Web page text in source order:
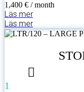
1,400 € / month
Läs mer
Läs mer
1